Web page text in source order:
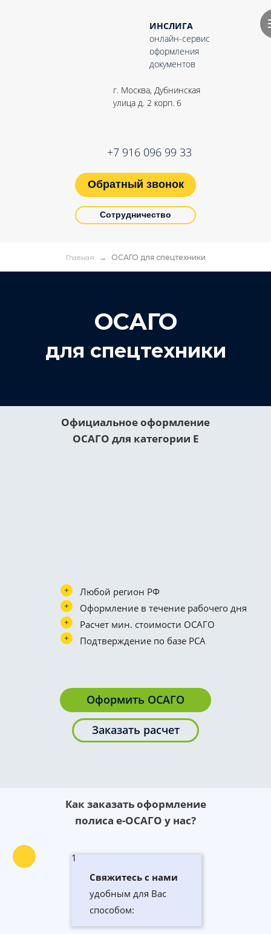
ИНСЛИГА
онлайн-сервис
оформления
документов
Обратный звонок
+7 916 096 99 33
Сотрудничество
г. Москва, Дубнинская
улица д. 2 корп. 6
Главная → ОСАГО для спецтехники
ОСАГО
для спецтехники
Любой регион РФ
Оформление в течение рабочего дня
Расчет мин. стоимости ОСАГО
Подтверждение по базе РСА
Официальное оформление
ОСАГО для категории E
Оформить ОСАГО
Заказать расчет
Как заказать оформление
полиса е-ОСАГО у нас?
Свяжитесь с нами
удобным для Вас
способом:
1